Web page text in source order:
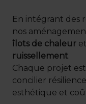
En intégrant des
nos
îlots de chaleur
ruissellement.
Chaque projet
concilier
esthétique et